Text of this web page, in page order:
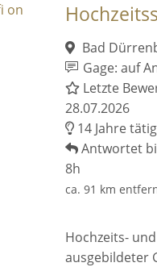
Bad
Gage: auf
Letzte
28.07.2026
14 Jahre tätig
Antwortet
8h
ca. 91 km
Hochzeits-
ausgebildeter